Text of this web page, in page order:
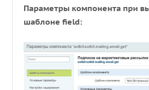
Параметры компонента при
шаблоне field: